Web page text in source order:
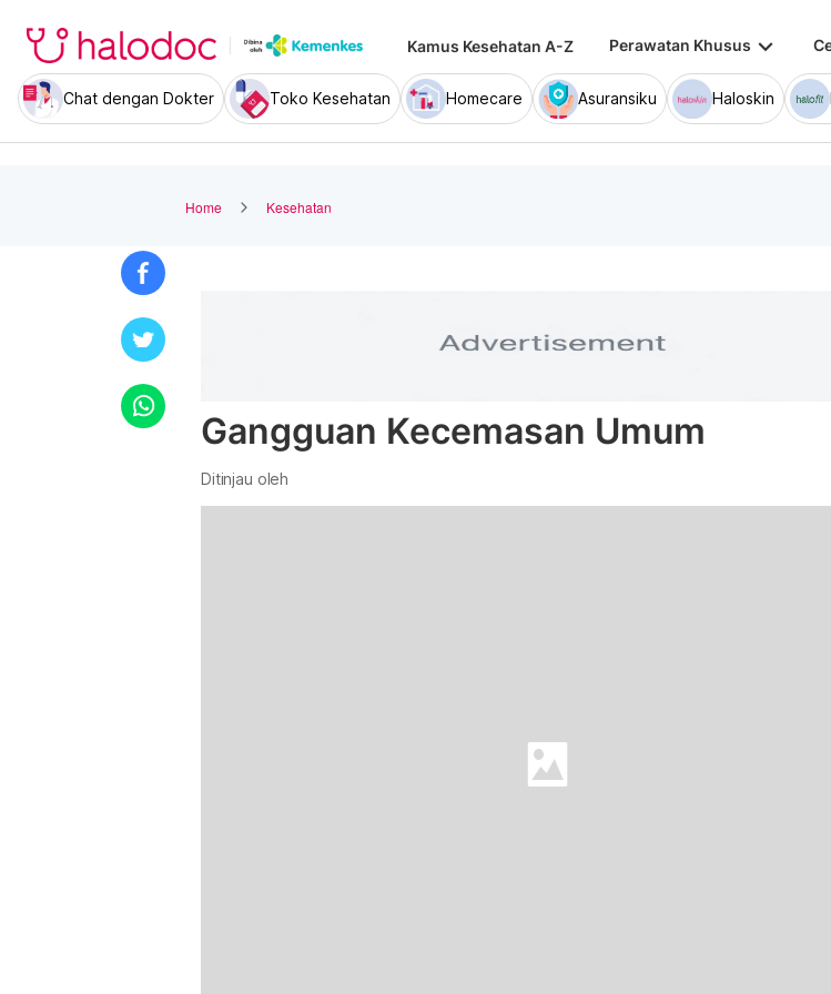
Kamus Kesehatan A-Z Perawatan Khusus keyboard_arrow_down
Chat dengan Dokter Toko Kesehatan Homecare Asuransiku Haloskin
Home Kesehatan
Gangguan Kecemasan Umum
Ditinjau oleh